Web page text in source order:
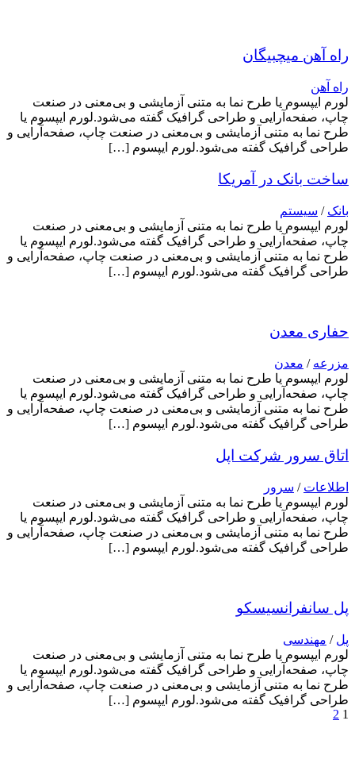
راه آهن میچبیگان
راه آهن
لورم ایپسوم یا طرح‌ نما به متنی آزمایشی و بی‌معنی در صنعت
چاپ، صفحه‌آرایی و طراحی گرافیک گفته می‌شود.لورم ایپسوم یا
طرح‌ نما به متنی آزمایشی و بی‌معنی در صنعت چاپ، صفحه‌آرایی و
طراحی گرافیک گفته می‌شود.لورم ایپسوم […]
ساخت بانک در آمریکا
بانک / سیستم
لورم ایپسوم یا طرح‌ نما به متنی آزمایشی و بی‌معنی در صنعت
چاپ، صفحه‌آرایی و طراحی گرافیک گفته می‌شود.لورم ایپسوم یا
طرح‌ نما به متنی آزمایشی و بی‌معنی در صنعت چاپ، صفحه‌آرایی و
طراحی گرافیک گفته می‌شود.لورم ایپسوم […]
حفاری معدن
مزرعه / معدن
لورم ایپسوم یا طرح‌ نما به متنی آزمایشی و بی‌معنی در صنعت
چاپ، صفحه‌آرایی و طراحی گرافیک گفته می‌شود.لورم ایپسوم یا
طرح‌ نما به متنی آزمایشی و بی‌معنی در صنعت چاپ، صفحه‌آرایی و
طراحی گرافیک گفته می‌شود.لورم ایپسوم […]
اتاق سرور شرکت اپل
اطلاعات / سرور
لورم ایپسوم یا طرح‌ نما به متنی آزمایشی و بی‌معنی در صنعت
چاپ، صفحه‌آرایی و طراحی گرافیک گفته می‌شود.لورم ایپسوم یا
طرح‌ نما به متنی آزمایشی و بی‌معنی در صنعت چاپ، صفحه‌آرایی و
طراحی گرافیک گفته می‌شود.لورم ایپسوم […]
پل سانفرانسیسکو
پل / مهندسی
لورم ایپسوم یا طرح‌ نما به متنی آزمایشی و بی‌معنی در صنعت
چاپ، صفحه‌آرایی و طراحی گرافیک گفته می‌شود.لورم ایپسوم یا
طرح‌ نما به متنی آزمایشی و بی‌معنی در صنعت چاپ، صفحه‌آرایی و
طراحی گرافیک گفته می‌شود.لورم ایپسوم […]
1
2